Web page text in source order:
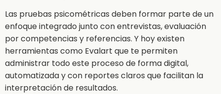
Las pruebas psicométricas deben formar parte de un
enfoque integrado junto con entrevistas, evaluación
por competencias y referencias. Y hoy existen
herramientas como Evalart que te permiten
administrar todo este proceso de forma digital,
automatizada y con reportes claros que facilitan la
interpretación de resultados.